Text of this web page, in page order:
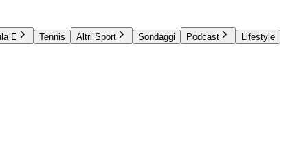
E Tennis Altri Sport Sondaggi Podcast
Lifestyle